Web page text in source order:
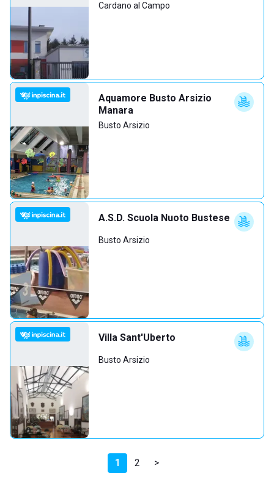
Cardano al Campo
Aquamore Busto Arsizio
Manara
Busto Arsizio
A.S.D. Scuola Nuoto Bustese
Busto Arsizio
Villa Sant'Uberto
Busto Arsizio
1 2 >